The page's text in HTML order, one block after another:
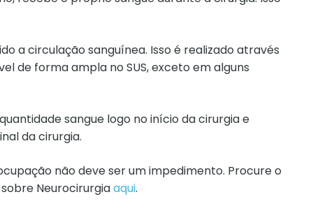
a circulação sanguínea. Isso é realizado através
de forma ampla no SUS, exceto em alguns
sangue logo no início da cirurgia e
da cirurgia.
não deve ser um impedimento. Procure o
Neurocirurgiaaqui.